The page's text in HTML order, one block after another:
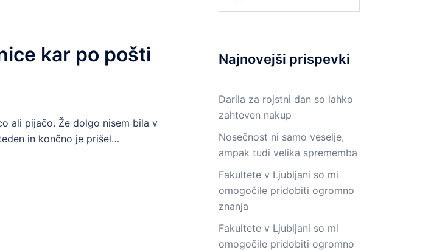
kar po pošti
ali pijačo. Že dolgo nisem bila v
in končno je prišel…
Najnovejši prispevki
Darila za rojstni dan so lahko
zahteven nakup
Nosečnost ni samo veselje,
ampak tudi velika sprememba
Fakultete v Ljubljani so mi
omogočile pridobiti ogromno
znanja
Fakultete v Ljubljani so mi
omogočile pridobiti ogromno